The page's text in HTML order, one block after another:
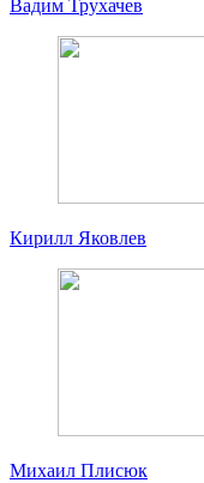
Вадим Трухачев
Кирилл Яковлев
Михаил Плисюк